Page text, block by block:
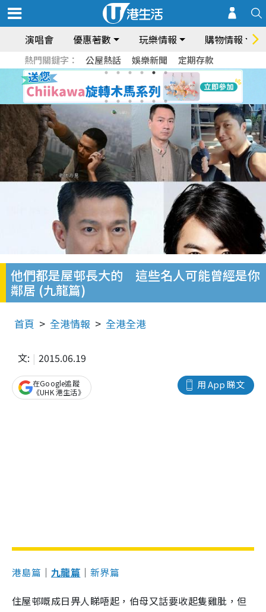
演唱會 優惠著數 玩樂情報 購物情報
熱門關鍵字： 公屋熱話 娛樂新聞 定期存款
他們都是屋邨長大的 這些名人可能曾經是你
鄰居 (九龍篇)
首頁 全港情報 全港全港
文: 2015.06.19
用 App 睇文
在Google追蹤
《UHK 港生活》
港島篇 │ 九龍篇 │ 新界篇
住屋邨嘅成日畀人睇唔起，伯母又話要收起隻雞肶，但